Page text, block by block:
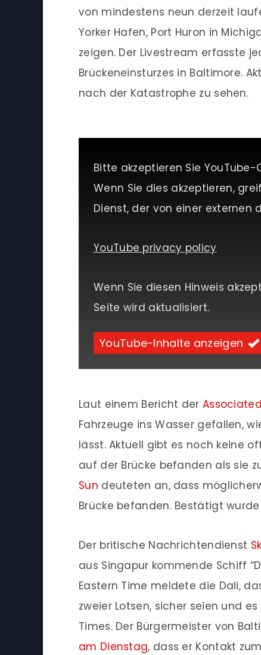
von mindestens neun derzeit
Yorker Hafen, Port Huron in
zeigen. Der Livestream erfasste
Brückeneinsturzes in Baltimore.
nach der Katastrophe zu sehen.
Bitte akzeptieren Sie
Wenn Sie dies akzeptieren,
Dienst, der von einer
YouTube privacy policy
Wenn Sie diesen Hinweis
Seite wird aktualisiert.
YouTube-Inhalte anzeigen
Laut einem Bericht der
Fahrzeuge ins Wasser gefallen,
lässt. Aktuell gibt es noch keine
auf der Brücke befanden als sie
Sun deuteten an, dass
Brücke befanden. Bestätigt
Der britische Nachrichtendienst
aus Singapur kommende Schiff
Eastern Time meldete die Dali,
zweier Lotsen, sicher seien und
Times. Der Bürgermeister von
am Dienstag, dass er Kontakt